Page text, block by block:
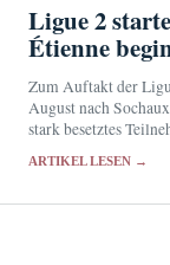
Ligue 2
Étienne
Zum Auftakt der
August nach
stark besetztes
ARTIKEL LESEN →